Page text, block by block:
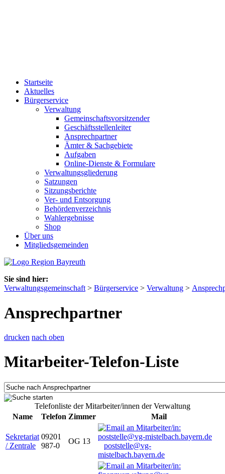
Startseite
Aktuelles
Bürgerservice
Verwaltung
Gemeinschaftsvorsitzender
Geschäftsstellenleiter
Ansprechpartner
Ämter & Sachgebiete
Aufgaben
Online-Dienste & Formulare
Verwaltungsgliederung
Satzungen
Sitzungsberichte
Ver- und Entsorgung
Behördenverzeichnis
Wahlergebnisse
Shop
Über uns
Mitgliedsgemeinden
Sie sind hier:
Verwaltungsgemeinschaft > Bürgerservice > Verwaltung >
Ansprechpartner
drucken nach oben
Mitarbeiter-Telefon-Liste
Telefonliste der Mitarbeiter/innen der Verwaltung
Name
Telefon Zimmer Mail
Sekretariat
/ Zentrale
09201
987-0
OG 13
poststelle@vg-
mistelbach.bayern.de